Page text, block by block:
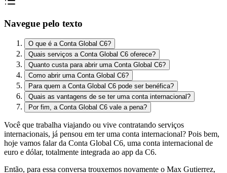
Navegue pelo texto
O que é a Conta Global C6?
Quais serviços a Conta Global C6 oferece?
Quanto custa para abrir uma Conta Global C6?
Como abrir uma Conta Global C6?
Para quem a Conta Global C6 pode ser benéfica?
Quais as vantagens de se ter uma conta internacional?
Por fim, a Conta Global C6 vale a pena?
Você que trabalha viajando ou vive contratando serviços
internacionais, já pensou em ter uma conta internacional? Pois bem,
hoje vamos falar da Conta Global C6, uma conta internacional de
euro e dólar, totalmente integrada ao app da C6.
Então, para essa conversa trouxemos novamente o Max Gutierrez,